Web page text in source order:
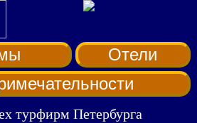
Отели
турфирм Петербурга